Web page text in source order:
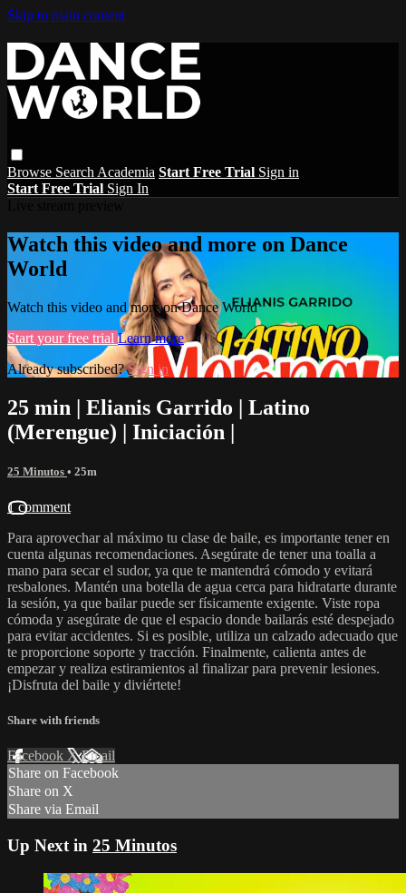
Skip to main content
Browse Search Academia Start Free Trial Sign in
Start Free Trial Sign In
Watch this video and more on Dance
World
Watch this video and more on Dance World
Start your free trial Learn more
Already subscribed?Sign in
25 min | Elianis Garrido | Latino
(Merengue) | Iniciación |
25 Minutos • 25m
1 comment
Para aprovechar al máximo tu clase de baile, es importante tener en
cuenta algunas recomendaciones. Asegúrate de tener una toalla a
mano para secar el sudor, ya que te mantendrá cómodo y evitará
resbalones. Mantén una botella de agua cerca para hidratarte durante
la sesión, ya que bailar puede ser físicamente exigente. Viste ropa
cómoda y asegúrate de que el espacio donde bailarás esté despejado
para evitar accidentes. Si es posible, utiliza un calzado adecuado que
te proporcione soporte y tracción. Finalmente, calienta antes de
empezar y realiza estiramientos al finalizar para prevenir lesiones.
¡Disfruta del baile y diviértete!
Share with friends
Facebook XEmail
Share on Facebook
Share on X
Share via Email
Up Next in 25 Minutos